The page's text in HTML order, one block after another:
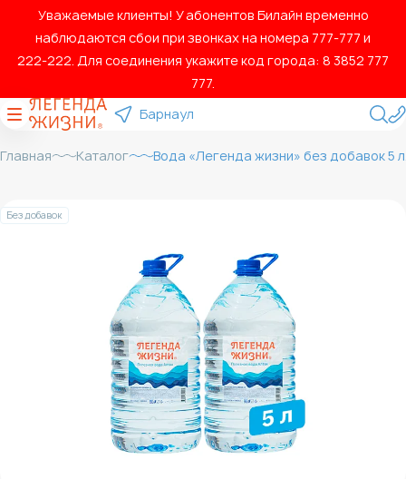
Уважаемые клиенты! У абонентов Билайн временно
наблюдаются сбои при звонках на номера 777‑777 и
222‑222. Для соединения укажите код города: 8 3852 777
777.
Барнаул
Главная Каталог Вода «Легенда жизни» без добавок 5
Без добавок